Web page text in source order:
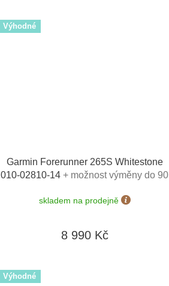
Výhodné
Garmin Forerunner 265S Whitestone
010-02810-14+ možnost výměny do 90
skladem na prodejně
8 990 Kč
Výhodné